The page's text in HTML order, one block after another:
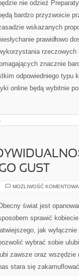
nie odzież
bardzo przyzwoicie
wskazanych
prawidłowo
znacznie
odpowiedniego typu
online będą wybitnie
GUST
MOŻLIWOŚĆ
świat jest
sprawić
jak
wybrać sobie
lubi zawsze oraz
stara się